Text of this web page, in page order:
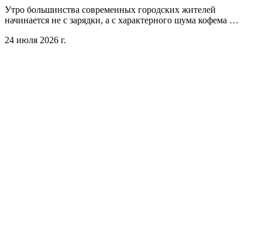
Утро большинства современных городских жителей
начинается не с зарядки, а с характерного шума кофема …
24 июля 2026 г.